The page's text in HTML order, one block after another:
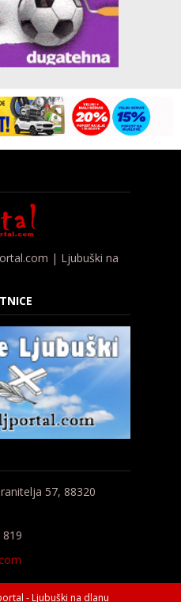
| Ljubuški na
57, 88320
- Ljubuški na dlanu